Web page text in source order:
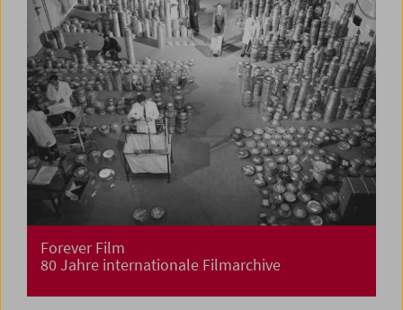
Forever Film
80 Jahre internationale Filmarchive